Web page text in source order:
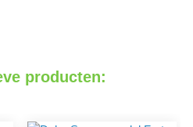
producten: